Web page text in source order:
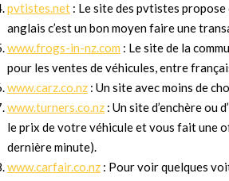
pvtistes.net : Le site des pvtistes
anglais c’est un bon moyen faire une
www.frogs-in-nz.com : Le site de la
pour les ventes de véhicules, entre
www.carz.co.nz : Un site avec moins de
www.turners.co.nz : Un site d’enchère ou
le prix de votre véhicule et vous fait une
dernière minute).
www.carfair.co.nz : Pour voir quelques